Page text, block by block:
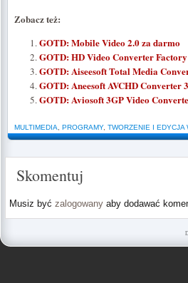
Zobacz też:
GOTD: Mobile Video 2.0 za darmo
GOTD: HD Video Converter
GOTD: Aiseesoft Total Media
GOTD: Aneesoft AVCHD Converter
GOTD: Aviosoft 3GP Video
MULTIMEDIA PROGRAMY, TWORZENIE I EDYCJA
Skomentuj
Musiz być zalogowany aby dodawać